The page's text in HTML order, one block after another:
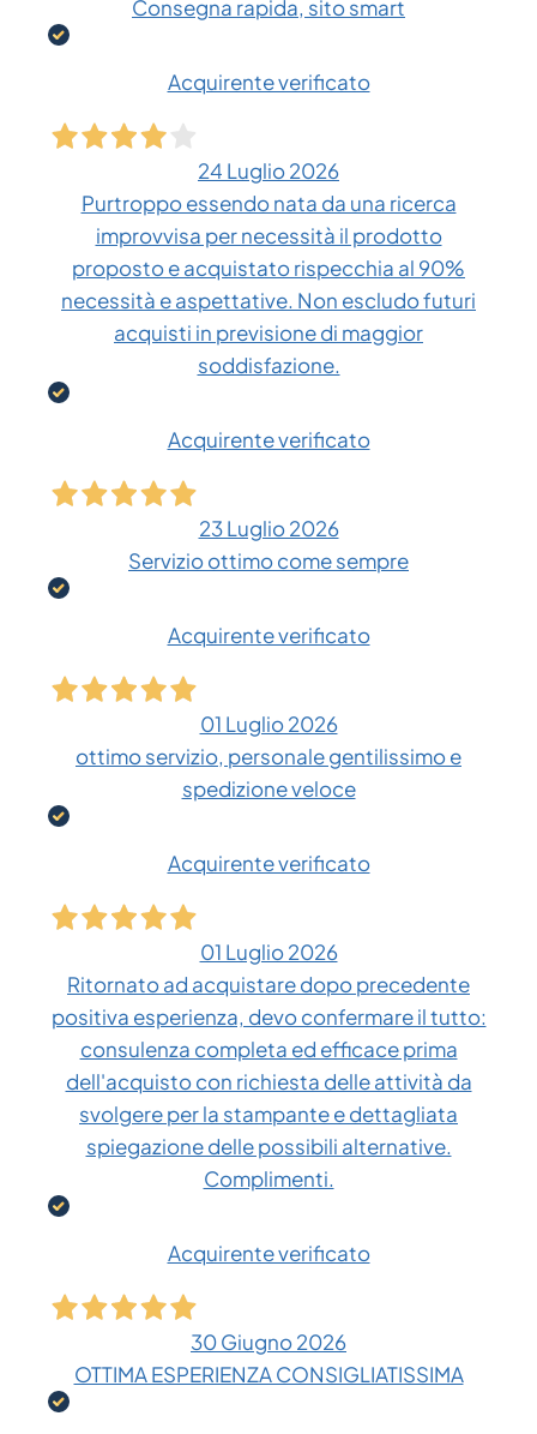
Consegna rapida, sito smart
Acquirente verificato
24 Luglio 2026
Purtroppo essendo nata da una ricerca
improvvisa per necessità il prodotto
proposto e acquistato rispecchia al 90%
necessità e aspettative. Non escludo futuri
acquisti in previsione di maggior
soddisfazione.
Acquirente verificato
23 Luglio 2026
Servizio ottimo come sempre
Acquirente verificato
01 Luglio 2026
ottimo servizio, personale gentilissimo e
spedizione veloce
Acquirente verificato
01 Luglio 2026
Ritornato ad acquistare dopo precedente
positiva esperienza, devo confermare il tutto:
consulenza completa ed efficace prima
dell'acquisto con richiesta delle attività da
svolgere per la stampante e dettagliata
spiegazione delle possibili alternative.
Complimenti.
Acquirente verificato
30 Giugno 2026
OTTIMA ESPERIENZA CONSIGLIATISSIMA